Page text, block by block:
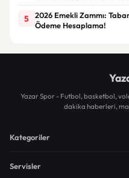
5
2026 Emekli Zammı:
Ödeme Hesaplama!
Yazar Spor - Futbol, basketbol,
dakika haberleri,
Kategoriler
Servisler